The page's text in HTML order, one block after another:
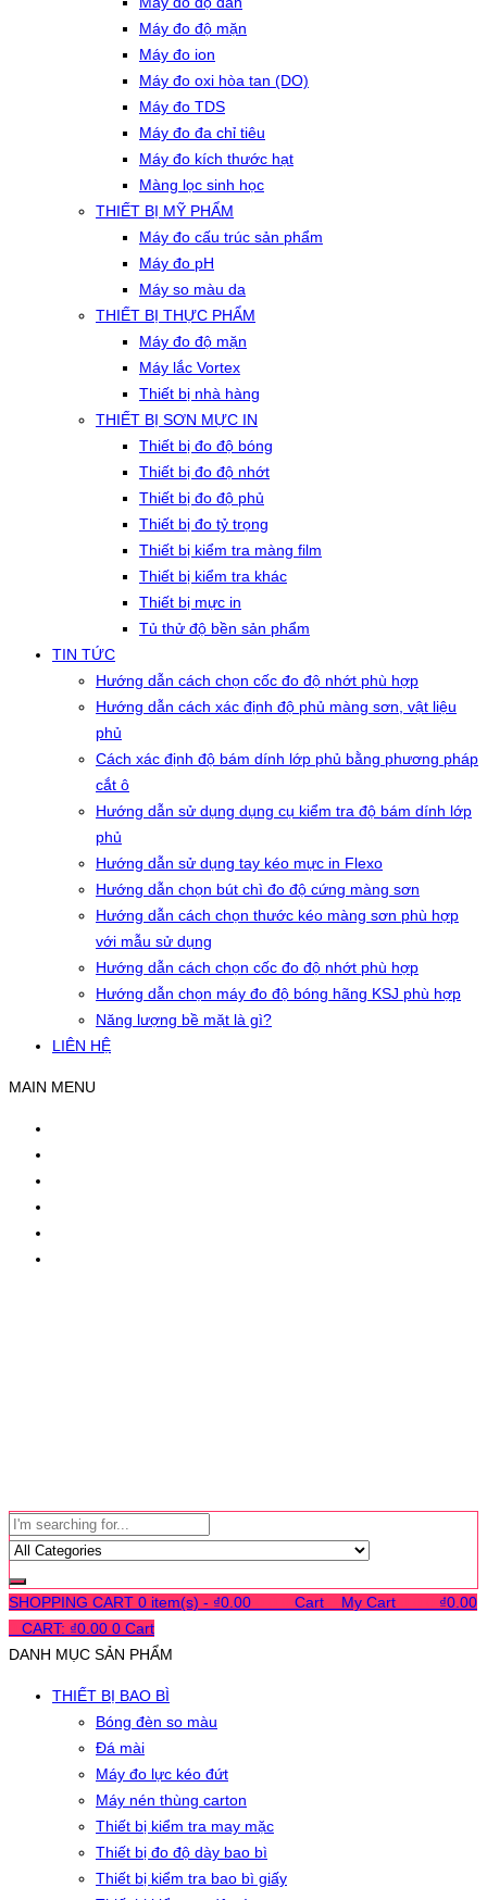
Máy đo độ mặn
Máy đo ion
Máy đo oxi hòa tan (DO)
Máy đo TDS
Máy đo đa chỉ tiêu
Máy đo kích thước hạt
Màng lọc sinh học
THIẾT BỊ MỸ PHẨM
Máy đo cấu trúc sản phẩm
Máy đo pH
Máy so màu da
THIẾT BỊ THỰC PHẨM
Máy đo độ mặn
Máy lắc Vortex
Thiết bị nhà hàng
THIẾT BỊ SƠN MỰC IN
Thiết bị đo độ bóng
Thiết bị đo độ nhớt
Thiết bị đo độ phủ
Thiết bị đo tỷ trọng
Thiết bị kiểm tra màng film
Thiết bị kiểm tra khác
Thiết bị mực in
Tủ thử độ bền sản phẩm
TIN TỨC
Hướng dẫn cách chọn cốc đo độ nhớt phù hợp
Hướng dẫn cách xác định độ phủ màng sơn, vật liệu
phủ
Cách xác định độ bám dính lớp phủ bằng phương pháp
cắt ô
Hướng dẫn sử dụng dụng cụ kiểm tra độ bám dính lớp
phủ
Hướng dẫn sử dụng tay kéo mực in Flexo
Hướng dẫn chọn bút chì đo độ cứng màng sơn
Hướng dẫn cách chọn thước kéo màng sơn phù hợp
với mẫu sử dụng
Hướng dẫn cách chọn cốc đo độ nhớt phù hợp
Hướng dẫn chọn máy đo độ bóng hãng KSJ phù hợp
Năng lượng bề mặt là gì?
LIÊN HỆ
MAIN MENU
SHOPPING CART 0 item(s) - ₫0.00 Cart My Cart ₫0.00
CART: ₫0.00 0 Cart
DANH MỤC SẢN PHẨM
THIẾT BỊ BAO BÌ
Bóng đèn so màu
Đá mài
Máy đo lực kéo đứt
Máy nén thùng carton
Thiết bị kiểm tra may mặc
Thiết bị đo độ dày bao bì
Thiết bị kiểm tra bao bì giấy